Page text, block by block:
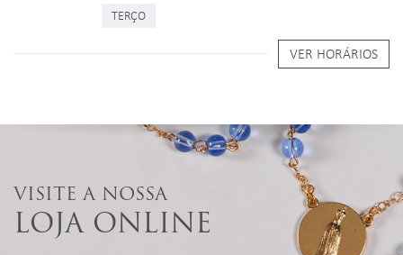
TERÇO
VER HORÁRIOS
VISITE A NOSSA
LOJA ONLINE